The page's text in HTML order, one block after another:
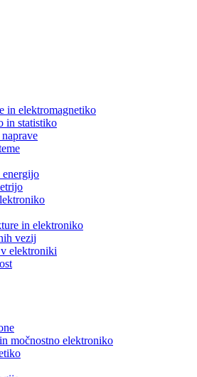
in elektromagnetiko
in statistiko
energijo
in elektroniko
vezij
elektroniki
močnostno elektroniko